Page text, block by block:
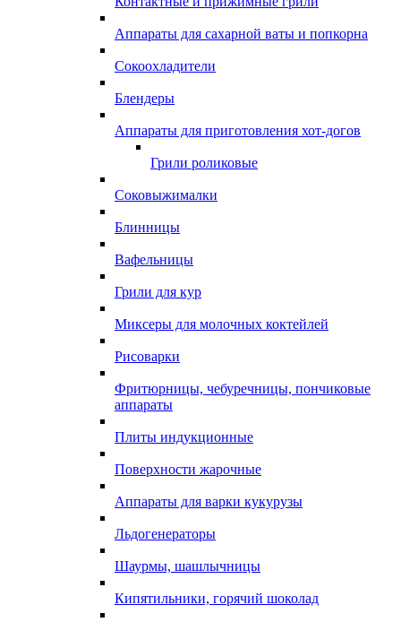
Аппараты для сахарной ваты и попкорна
Сокоохладители
Блендеры
Аппараты для приготовления хот-догов
Грили роликовые
Соковыжималки
Блинницы
Вафельницы
Грили для кур
Миксеры для молочных коктейлей
Рисоварки
Фритюрницы, чебуречницы, пончиковые
аппараты
Плиты индукционные
Поверхности жарочные
Аппараты для варки кукурузы
Льдогенераторы
Шаурмы, шашлычницы
Кипятильники, горячий шоколад